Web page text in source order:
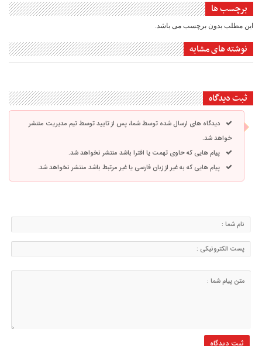
برچسب ها
این مطلب بدون برچسب می باشد.
نوشته های مشابه
ثبت دیدگاه
دیدگاه های ارسال شده توسط شما، پس از تایید توسط تیم مدیریت منتشر
خواهد شد.
پیام هایی که حاوی تهمت یا افترا باشد منتشر نخواهد شد.
پیام هایی که به غیر از زبان فارسی یا غیر مرتبط باشد منتشر نخواهد شد.